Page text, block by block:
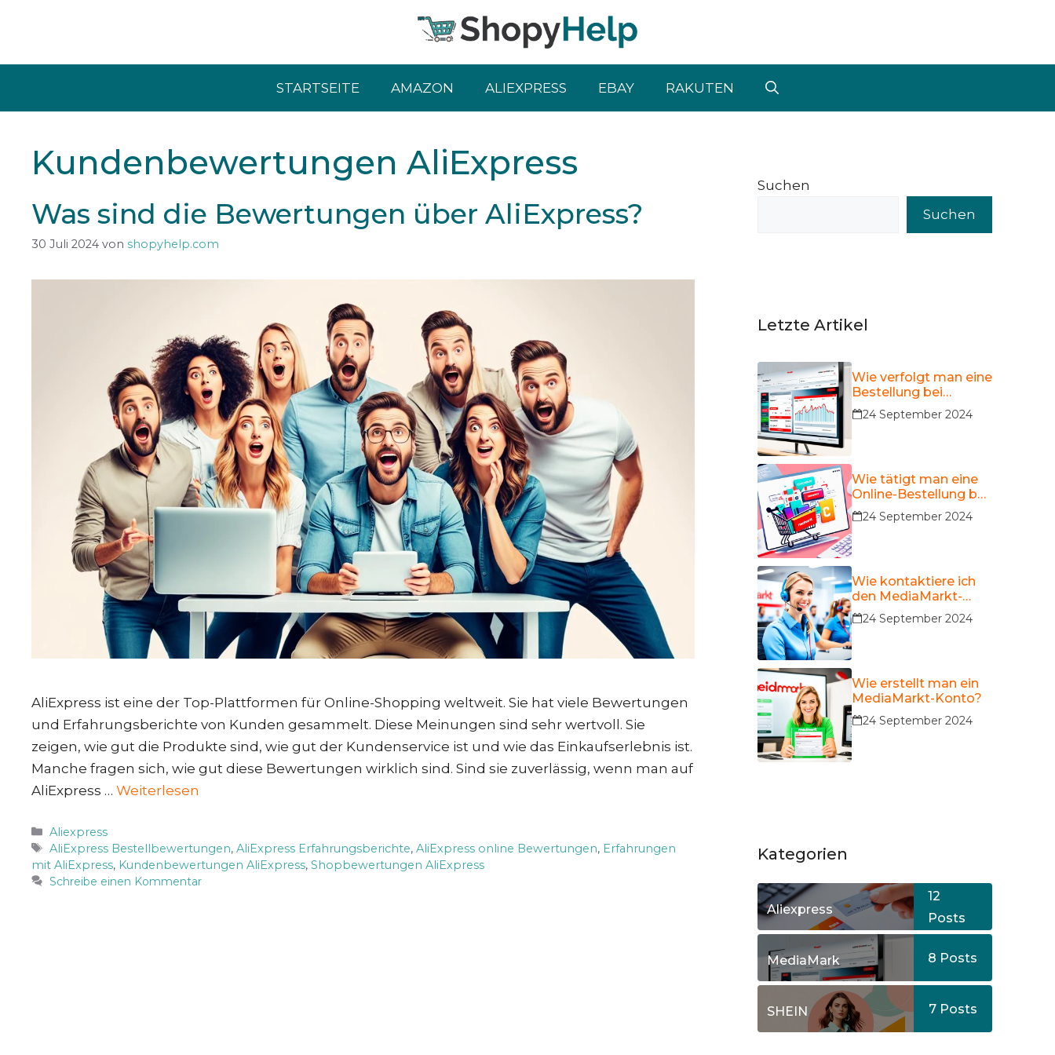
STARTSEITE AMAZON ALIEXPRESS EBAY RAKUTEN
Kundenbewertungen AliExpress
Was sind die Bewertungen über AliExpress?
30 Juli 2024 von shopyhelp.com
AliExpress ist eine der Top-Plattformen für Online-Shopping weltweit. Sie hat viele Bewertungen
und Erfahrungsberichte von Kunden gesammelt. Diese Meinungen sind sehr wertvoll. Sie
zeigen, wie gut die Produkte sind, wie gut der Kundenservice ist und wie das Einkaufserlebnis ist.
Manche fragen sich, wie gut diese Bewertungen wirklich sind. Sind sie zuverlässig, wenn man auf
AliExpress … Weiterlesen
Kategorien
Aliexpress
Schlagwörter
AliExpress Bestellbewertungen,AliExpress Erfahrungsberichte,AliExpress online Bewertungen, Erfahrungen
mit AliExpress, Kundenbewertungen AliExpress, Shopbewertungen AliExpress
Schreibe einen Kommentar
Suchen
Suchen
Letzte Artikel
Wie verfolgt man eine
Bestellung bei
MediaMarkt?
24 September 2024
Wie tätigt man eine
Online-Bestellung bei
MediaMarkt?
24 September 2024
Wie kontaktiere ich
den MediaMarkt-
Kundendienst?
24 September 2024
Wie erstellt man ein
MediaMarkt-Konto?
24 September 2024
Kategorien
Aliexpress
12
Posts
MediaMark 8 Posts
SHEIN 7 Posts